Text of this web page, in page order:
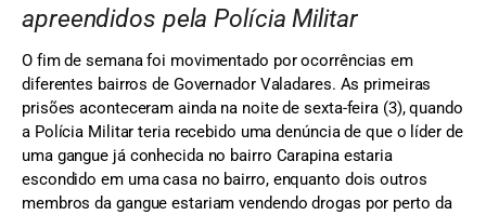
apreendidos pela Polícia Militar
O fim de semana foi movimentado por ocorrências em
diferentes bairros de Governador Valadares. As primeiras
prisões aconteceram ainda na noite de sexta-feira (3), quando
a Polícia Militar teria recebido uma denúncia de que o líder de
uma gangue já conhecida no bairro Carapina estaria
escondido em uma casa no bairro, enquanto dois outros
membros da gangue estariam vendendo drogas por perto da